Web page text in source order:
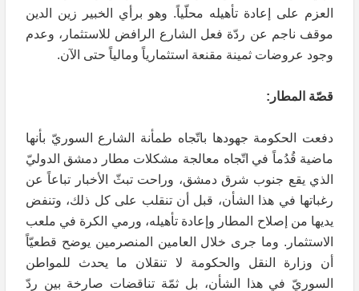
العزم على إعادة تأهيله محلّياً. وهو برأي الخبير زين الدين
موقف ناجم عن ردّة فعل الشارع الرافض للاستثمار، وعدم
وجود عروضات ثمينة مقنعة استثمارياً ومالياً حتى الآن.
قصّة المطار:
دفعت الحكومة جهودها باتّجاه طمأنة الشارع السوريّ بأنها
ماضية قُدُماً في اتّجاه معالجة مشكلات مطار دمشق الدوليّ
الذي يقع جنوب شرق دمشق، وراحت تبثّ الأخبار تباعاً عن
رغباتها في هذا الشأن، قبل أن تنقلب على كل ذلك، وتنفض
يديها من إصلاح المطار وإعادة تأهيله، ورمي الكرة في ملعب
الاستثمار. وما جرى خلال العامين المنصرمين يوضح قطعيّاً
أن وزارة النقل والحكومة لا تنقلان ما يحدث للمواطن
السوريّ في هذا الشأن، بل ثمّة تناقضات صارخة بين ردّ